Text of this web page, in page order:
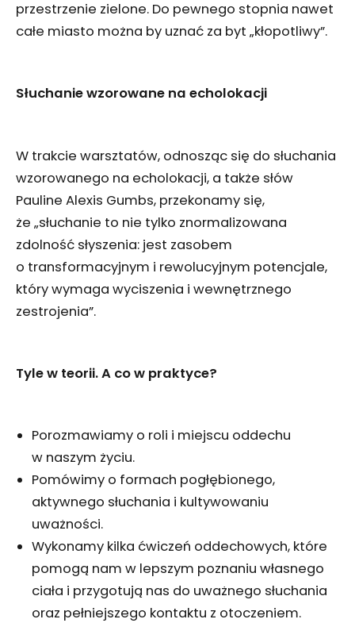
przestrzenie zielone. Do pewnego stopnia nawet
całe miasto można by uznać za byt „kłopotliwy”.
Słuchanie wzorowane na echolokacji
W trakcie warsztatów, odnosząc się do słuchania
wzorowanego na echolokacji, a także słów
Pauline Alexis Gumbs, przekonamy się,
że „słuchanie to nie tylko znormalizowana
zdolność słyszenia: jest zasobem
o transformacyjnym i rewolucyjnym potencjale,
który wymaga wyciszenia i wewnętrznego
zestrojenia”.
Tyle w teorii. A co w praktyce?
Porozmawiamy o roli i miejscu oddechu
w naszym życiu.
Pomówimy o formach pogłębionego,
aktywnego słuchania i kultywowaniu
uważności.
Wykonamy kilka ćwiczeń oddechowych, które
pomogą nam w lepszym poznaniu własnego
ciała i przygotują nas do uważnego słuchania
oraz pełniejszego kontaktu z otoczeniem.